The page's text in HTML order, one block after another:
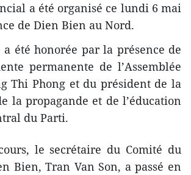
a été organisé ce lundi 6 mai
de Dien Bien au Nord.
été honorée par la présence de
permanente de l’Assemblée
Thi Phong et du président de la
la propagande et de l’éducation
du Parti.
le secrétaire du Comité du
Bien, Tran Van Son, a passé en